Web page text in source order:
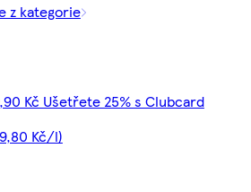
z kategorie
Kč Ušetřete 25% s Clubcard
Kč/l)